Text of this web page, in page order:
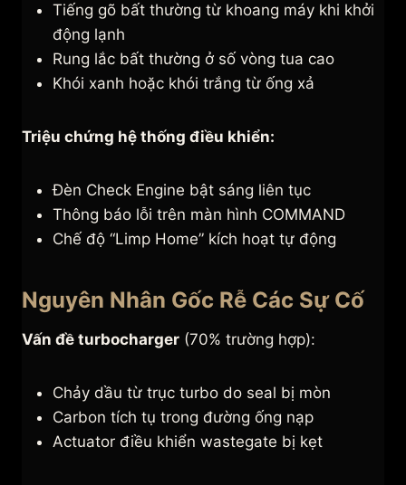
Tiếng gõ bất thường từ khoang máy khi khởi
động lạnh
Rung lắc bất thường ở số vòng tua cao
Khói xanh hoặc khói trắng từ ống xả
Triệu chứng hệ thống điều khiển:
Đèn Check Engine bật sáng liên tục
Thông báo lỗi trên màn hình COMMAND
Chế độ “Limp Home” kích hoạt tự động
Nguyên Nhân Gốc Rễ Các Sự Cố
Vấn đề turbocharger (70% trường hợp):
Chảy dầu từ trục turbo do seal bị mòn
Carbon tích tụ trong đường ống nạp
Actuator điều khiển wastegate bị kẹt